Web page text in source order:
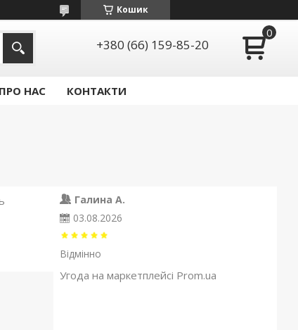
Кошик
+380 (66) 159-85-20
ПРО НАС КОНТАКТИ
Галина А.
03.08.2026
Відмінно
Угода на маркетплейсі Prom.ua